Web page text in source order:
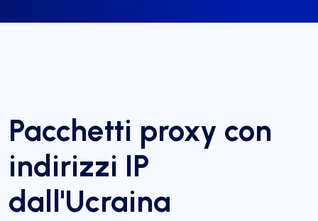
Pacchetti proxy con
indirizzi IP
dall'Ucraina